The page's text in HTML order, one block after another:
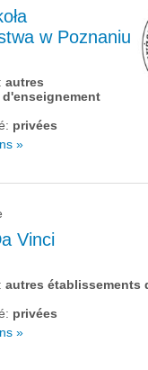
w Poznaniu
autres
privées
»
Vinci
autres établissements
privées
»